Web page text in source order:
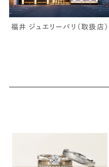
福井 ジュエリーパリ（取扱店）